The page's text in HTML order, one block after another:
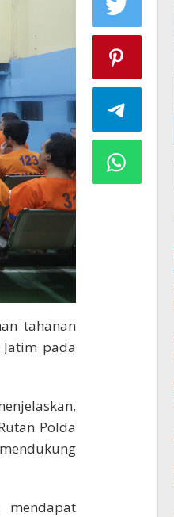
tahanan
pada
Polda